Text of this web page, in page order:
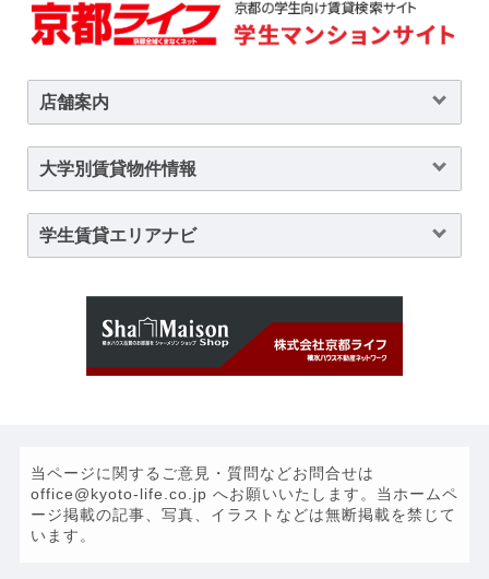
店舗案内
大学別賃貸物件情報
学生賃貸エリアナビ
当ページに関するご意見・質問などお問合せは
office@kyoto-life.co.jp へお願いいたします。当ホームペ
ージ掲載の記事、写真、イラストなどは無断掲載を禁じて
います。